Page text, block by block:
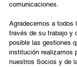
comunicaciones.
Agradecemos a todos
través de su trabajo y
posible las gestiones
institución realizamos
nuestros Socios y de